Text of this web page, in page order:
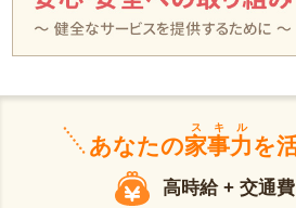
あなたの家事力
スキル
を
高時給 + 交通費